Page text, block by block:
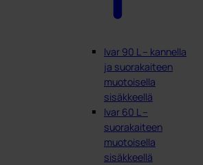
Ivar 90 L – kannella
ja suorakaiteen
muotoisella
sisäkkeellä
Ivar 60 L –
suorakaiteen
muotoisella
sisäkkeellä